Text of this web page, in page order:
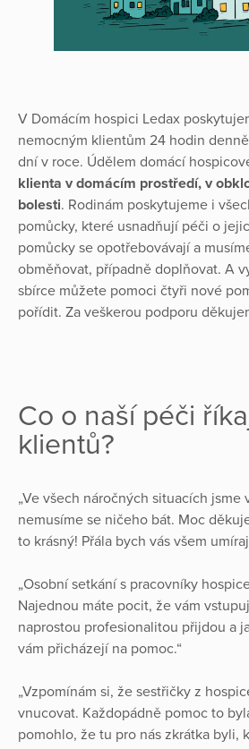
V Domácím hospici Ledax
nemocným klientům 24 hodin
dní v roce. Údělem domácí
klienta v domácím prostředí, v
bolesti. Rodinám poskytujeme i
pomůcky, které usnadňují péči o
pomůcky se opotřebovávají a
obměňovat, případně doplňovat. A
sbírce můžete pomoci čtyři nové
pořídit. Za veškerou podporu
Co o naší péči
klientů?
„Ve všech náročných situacích jsme
nemusíme se ničeho bát. Moc
to krásný! Přála bych vás všem
„Osobní setkání s pracovníky
Najednou máte pocit, že vám
naprostou profesionalitou přijdou a
vám přicházejí na pomoc.“
„Vzpomínám si, že sestřičky z
vnucovat. Každopádně pomoc to
pomohlo, že tu pro nás zkrátka byli,